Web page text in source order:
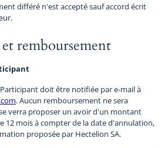
différé n'est accepté sauf accord écrit
remboursement
doit être notifiée par e-mail à
. Aucun remboursement ne sera
verra proposer un avoir d'un montant
12 mois à compter de la date d'annulation,
proposée par Hectelion SA.